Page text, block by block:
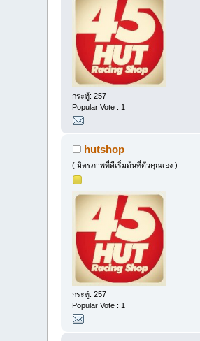
กระทู้: 257
Popular Vote : 1
hutshop
( มิตรภาพที่ดีเริ่มต้นที่ตัวคุณเอง )
กระทู้: 257
Popular Vote : 1